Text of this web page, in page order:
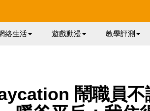
絡生活 遊戲動漫 教學評測
鬧職員不